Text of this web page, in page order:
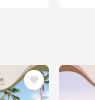
Image